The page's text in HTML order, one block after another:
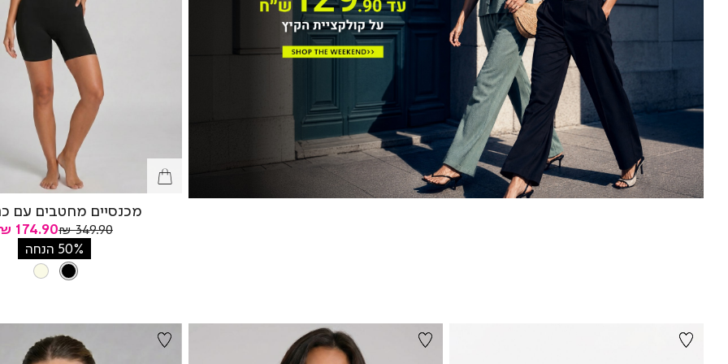
מכנסיים מחטבים עם
מחיר
מוצר
174.90 ₪
מחיר
349.90 ₪
50% הנחה
צבע
BLACK
BLACK